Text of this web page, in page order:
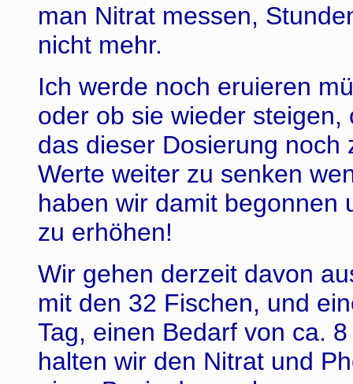
man Nitrat messen,
nicht mehr.
Ich werde noch eruieren
oder ob sie wieder
das dieser Dosierung
Werte weiter zu senken
haben wir damit begonnen
zu erhöhen!
Wir gehen derzeit davon
mit den 32 Fischen, und
Tag, einen Bedarf von ca.
halten wir den Nitrat und